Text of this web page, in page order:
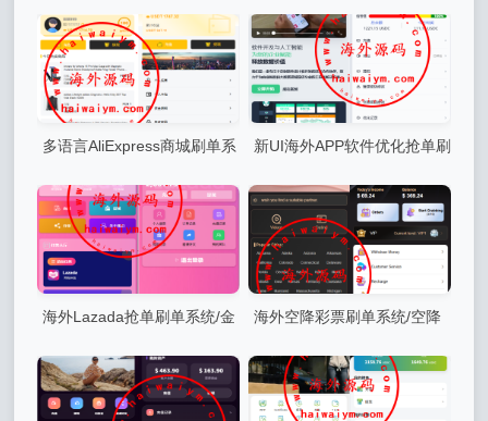
多语言AliExpress商城刷单系
新UI海外APP软件优化抢单刷
海外Lazada抢单刷单系统/金
海外空降彩票刷单系统/空降